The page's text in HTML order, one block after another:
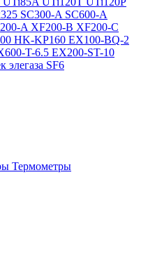
SC300-A SC600-A
A XF200-B XF200-C
HK-KP160 EX100-BQ-2
T-6.5 EX200-ST-10
элегаза SF6
Термометры